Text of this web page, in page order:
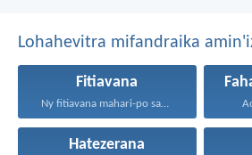
Lohahevitra mifandraika
Fitiavana
Ny fitiavana mahari-po sady...
Hatezerana